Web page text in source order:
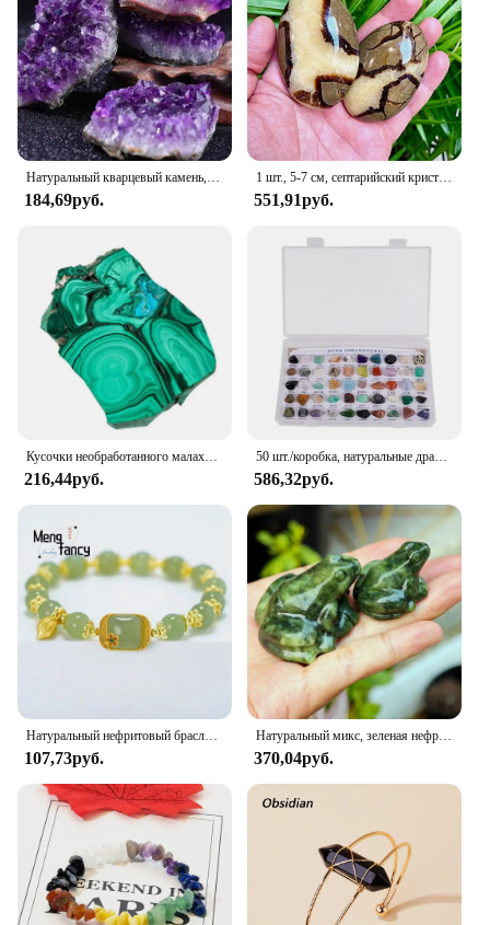
Натуральный кварцевый камень, 10-70 г, 30-50 мм
184,69руб.
1 шт., 5-7 см, септарийский кристалл дракона, лечебные кристаллы, Йога, рейки, медитация, кристалл в сетку, лечебный массаж, искусственные кристаллы
551,91руб.
Кусочки необработанного малахита, кусочки необработанного хрусталя, полированный малахитный камень, камень для сбора камней, домашние декоративные кусочки малахита для медитации
216,44руб.
50 шт./коробка, натуральные драгоценные камни
586,32руб.
107,73руб.
Натуральный микс, зеленая нефритовая лягушка, кварцевое животное, хрустальная лягушка, украшение для дома, минеральный образец, хрустальный подарок, исцеление Рейки, 1 шт.
370,04руб.